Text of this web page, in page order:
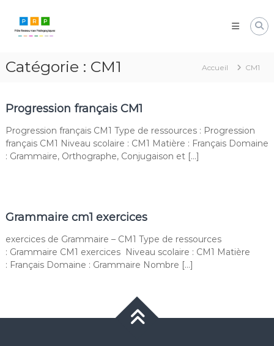
contenu
Pôle
Ressources
les
compétences
vos
Catégorie : CM1 Accueil CM1
Progression français CM1
Progression français CM1 Type de ressources : Progression
français CM1 Niveau scolaire : CM1 Matière : Français Domaine
: Grammaire, Orthographe, Conjugaison et […]
Grammaire cm1 exercices
exercices de Grammaire – CM1 Type de ressources
: Grammaire CM1 exercices Niveau scolaire : CM1 Matière
: Français Domaine : Grammaire Nombre […]